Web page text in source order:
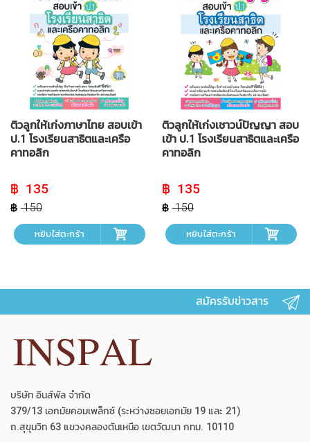
ติวลูกให้เก่งภาษาไทย สอบเข้า
ป.1 โรงเรียนสาธิตและเครือ
คาทอลิก
150
Original
price
was:
฿ 150.
135
Current
price
is:
฿ 135.
หยิบใส่ตะกร้า
ติวลูกให้เก่งเชาวน์ปัญญา สอบ
เข้า ป.1 โรงเรียนสาธิตและเครือ
คาทอลิก
150
Original
price
was:
฿ 150.
135
Current
price
is:
฿ 135.
หยิบใส่ตะกร้า
สมัครรับข่าวสาร
บริษัท อินส์พัล จำกัด
379/13 เอกมัยคอมเพล็กซ์ (ระหว่างซอยเอกมัย 19 และ 21)
ถ.สุขุมวิท 63 แขวงคลองตันเหนือ เขตวัฒนา กทม. 10110